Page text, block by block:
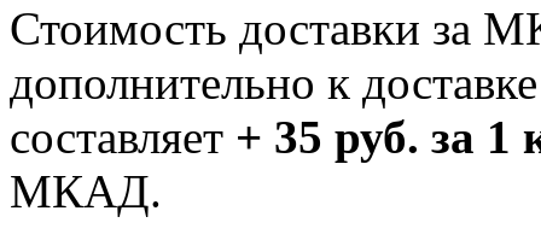
Стоимость доставки за
дополнительно к
составляет + 35 руб. за 1
МКАД.